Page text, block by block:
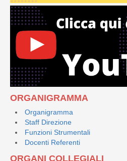
ORGANIGRAMMA
Organigramma
Staff Direzione
Funzioni Strumentali
Docenti Referenti
ORGANI COLLEGIALI